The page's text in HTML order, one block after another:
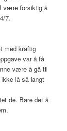
være forsiktig å
7.
med kraftig
var å få
være å gå til
lå så langt
de. Bare det å